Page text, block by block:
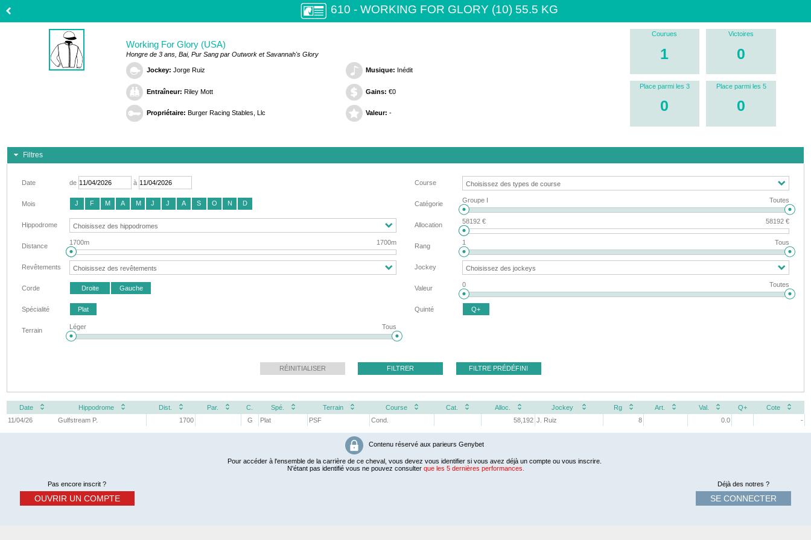
610 - WORKING FOR GLORY (10) 55.5 KG
Working For Glory (USA)
Hongre de 3 ans, Bai, Pur Sang par Outwork et Savannah's Glory
Jockey: Jorge Ruiz
Entraîneur: Riley Mott
Propriétaire: Burger Racing Stables, Llc
Musique: Inédit
Gains: €0
Valeur: -
Courues
1
Victoires
0
Place parmi les 3
0
Place parmi les 5
0
Filtres
Date de à
Mois J F M A M J J A S O N D
Hippodrome
Distance 1700m 1700m
Revêtements
Corde Droite Gauche
Spécialité Plat
Terrain Léger Tous
Course
Catégorie Groupe I Toutes
Allocation 58192 € 58192 €
Rang 1 Tous
Jockey
Valeur 0 Toutes
Quinté Q+
RÉINITIALISER FILTRER FILTRE PRÉDÉFINI
Date Hippodrome Dist. Par. C. Spé. Terrain Course Cat. Alloc. Jockey Rg Art. Val. Q+
Cote
11/04/26
Gulfstream P. 1700 G Plat PSF Cond. 58,192 J. Ruiz 8 0.0 -
Contenu réservé aux parieurs Genybet
Pour accéder à l'ensemble de la carrière de ce cheval, vous devez vous identifier si vous avez déjà un compte ou vous inscrire.
N'étant pas identifié vous ne pouvez consulter que les 5 dernières performances.
Déjà des notres ?
SE CONNECTER
Pas encore inscrit ?
OUVRIR UN COMPTE